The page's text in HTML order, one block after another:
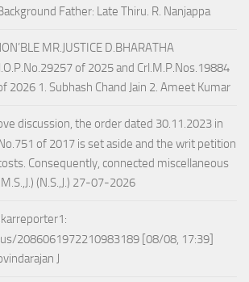
Father: Late Thiru. R. Nanjappa
MR.JUSTICE D.BHARATHA
of 2025 and Crl.M.P.Nos.19884
2026 1. Subhash Chand Jain 2. Ameet Kumar
discussion, the order dated 30.11.2023 in
of 2017 is set aside and the writ petition
Consequently, connected miscellaneous
(N.S.,J.) 27-07-2026
2086061972210983189 [08/08, 17:39]
J